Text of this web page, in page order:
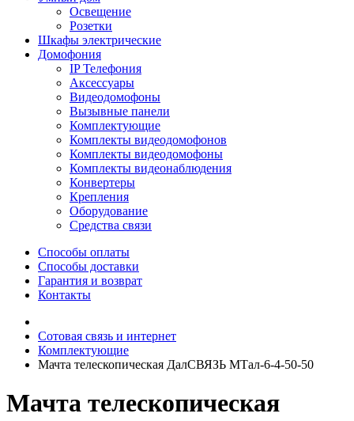
Освещение
Розетки
Шкафы электрические
Домофония
IP Телефония
Аксессуары
Видеодомофоны
Вызывные панели
Комплектующие
Комплекты видеодомофонов
Комплекты видеодомофоны
Комплекты видеонаблюдения
Конвертеры
Крепления
Оборудование
Средства связи
Способы оплаты
Способы доставки
Гарантия и возврат
Контакты
Сотовая связь и интернет
Комплектующие
Мачта телескопическая ДалСВЯЗЬ МТал-6-4-50-50
Мачта телескопическая